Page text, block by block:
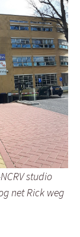
studio
net Rick weg